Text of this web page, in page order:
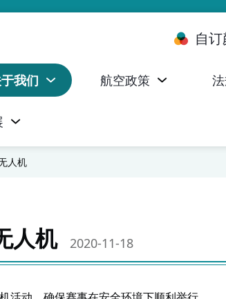
自
我们 航空政策
人机
人机 2020-11-18